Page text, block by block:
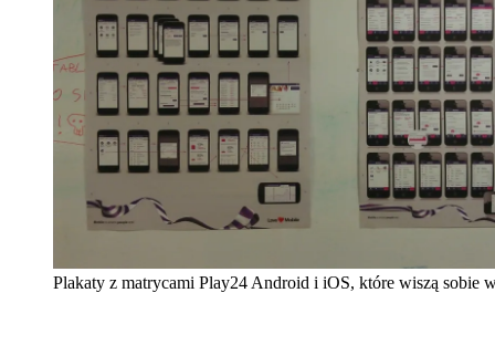
Plakaty z matrycami Play24 Android i iOS, które wiszą sobie